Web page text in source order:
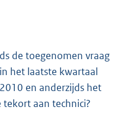
de toegenomen vraag
het laatste kwartaal
en anderzijds het
aan technici?